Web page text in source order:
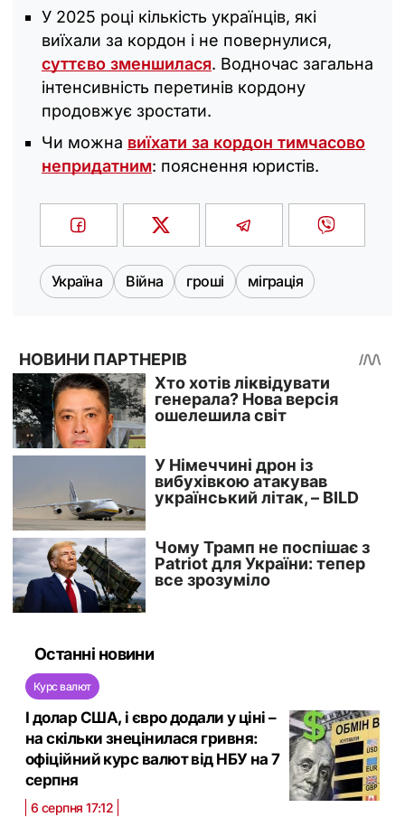
У 2025 році кількість українців, які
виїхали за кордон і не повернулися,
суттєво зменшилася. Водночас загальна
інтенсивність перетинів кордону
продовжує зростати.
Чи можна виїхати за кордон тимчасово
непридатним: пояснення юристів.
Україна Війна гроші міграція
Останні новини
Курс валют
І долар США, і євро додали у ціні –
на скільки знецінилася гривня:
офіційний курс валют від НБУ на 7
серпня
6 серпня 17:12